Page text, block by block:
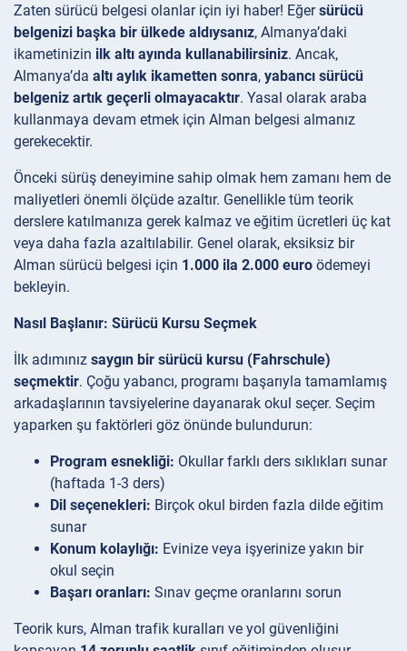
Zaten sürücü belgesi olanlar için iyi haber! Eğersürücü
belgenizi başka bir ülkede aldıysanız, Almanya’daki
ikametinizin ilk altı ayında kullanabilirsiniz. Ancak,
Almanya’da altı aylık ikametten sonra, yabancı sürücü
belgeniz artık geçerli olmayacaktır. Yasal olarak araba
kullanmaya devam etmek için Alman belgesi almanız
gerekecektir.
Önceki sürüş deneyimine sahip olmak hem zamanı hem de
maliyetleri önemli ölçüde azaltır. Genellikle tüm teorik
derslere katılmanıza gerek kalmaz ve eğitim ücretleri üç kat
veya daha fazla azaltılabilir. Genel olarak, eksiksiz bir
Alman sürücü belgesi için 1.000 ila 2.000 euro ödemeyi
bekleyin.
Nasıl Başlanır: Sürücü Kursu Seçmek
İlk adımınız saygın bir sürücü kursu (Fahrschule)
seçmektir. Çoğu yabancı, programı başarıyla tamamlamış
arkadaşlarının tavsiyelerine dayanarak okul seçer. Seçim
yaparken şu faktörleri göz önünde bulundurun:
Program esnekliği: Okullar farklı ders sıklıkları sunar
(haftada 1-3 ders)
Dil seçenekleri: Birçok okul birden fazla dilde eğitim
sunar
Konum kolaylığı: Evinize veya işyerinize yakın bir
okul seçin
Başarı oranları: Sınav geçme oranlarını sorun
Teorik kurs, Alman trafik kuralları ve yol güvenliğini